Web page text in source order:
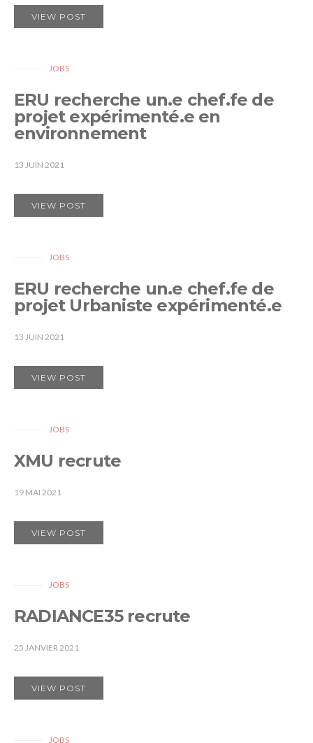
VIEW POST
JOBS
ERU recherche un.e chef.fe de
projet expérimenté.e en
environnement
13 JUIN 2021
VIEW POST
JOBS
ERU recherche un.e chef.fe de
projet Urbaniste expérimenté.e
13 JUIN 2021
VIEW POST
JOBS
XMU recrute
19 MAI 2021
VIEW POST
JOBS
RADIANCE35 recrute
25 JANVIER 2021
VIEW POST
JOBS